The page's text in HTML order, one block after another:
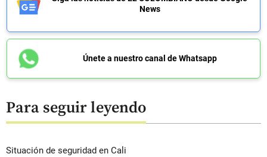
News
Únete a nuestro canal de Whatsapp
Para seguir leyendo
Situación de seguridad en Cali